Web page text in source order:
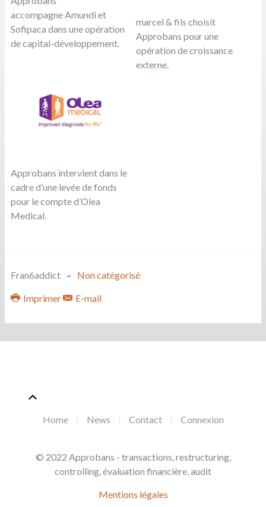
accompagneAmundi et
Sofipaca dans une opération
de capital-développement.
marcel & fils choisit
Approbans pour une
opération de croissance
externe.
Approbans intervient dans le
cadre d’une levée de fonds
pour le compte d’Olea
Medical.
Fran6addict Non catégorisé
Imprimer E-mail
Home News Contact Connexion
© 2022 Approbans - transactions, restructuring,
controlling, évaluation financière, audit
Mentions légales